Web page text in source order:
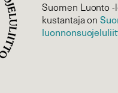
Suomen Luonto -
kustantaja on